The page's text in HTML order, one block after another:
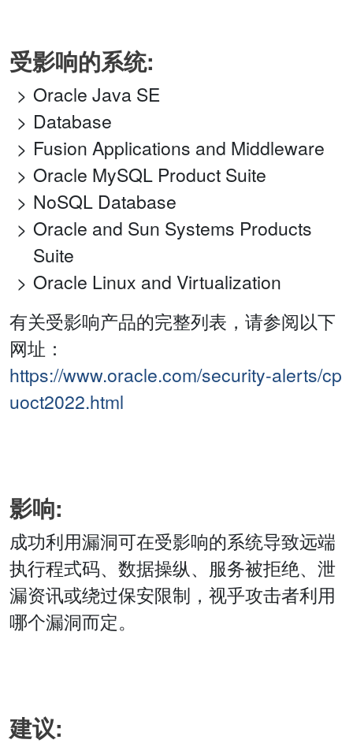
受影响的系统:
Oracle Java SE
Database
Fusion Applications and Middleware
Oracle MySQL Product Suite
NoSQL Database
Oracle and Sun Systems Products
Suite
Oracle Linux and Virtualization
有关受影响产品的完整列表，请参阅以下
网址：
https://www.oracle.com/security-alerts/cp
uoct2022.html
影响:
成功利用漏洞可在受影响的系统导致远端
执行程式码、数据操纵、服务被拒绝、泄
漏资讯或绕过保安限制，视乎攻击者利用
哪个漏洞而定。
建议: